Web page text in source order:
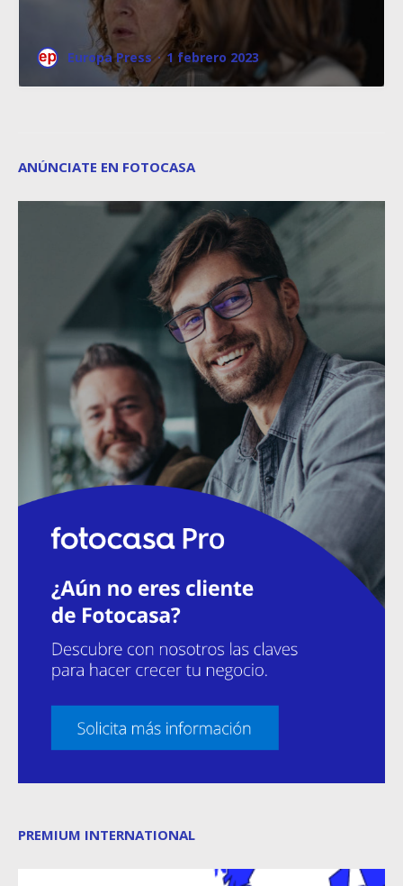
Europa Press · 1 febrero 2023
ANÚNCIATE EN FOTOCASA
PREMIUM INTERNATIONAL